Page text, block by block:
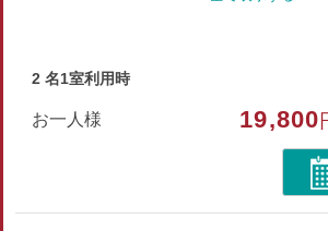
テレビ・冷蔵庫・洗浄機能付トイレ
ボディソープ・ヒゲソリ・ブラシ・浴衣
2 名1室利用時
お一人様 19,800